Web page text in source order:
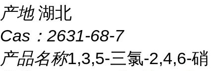
产地 湖北
Cas： 2631-68-7
产品名称1,3,5-三氯-2,4,6-硝